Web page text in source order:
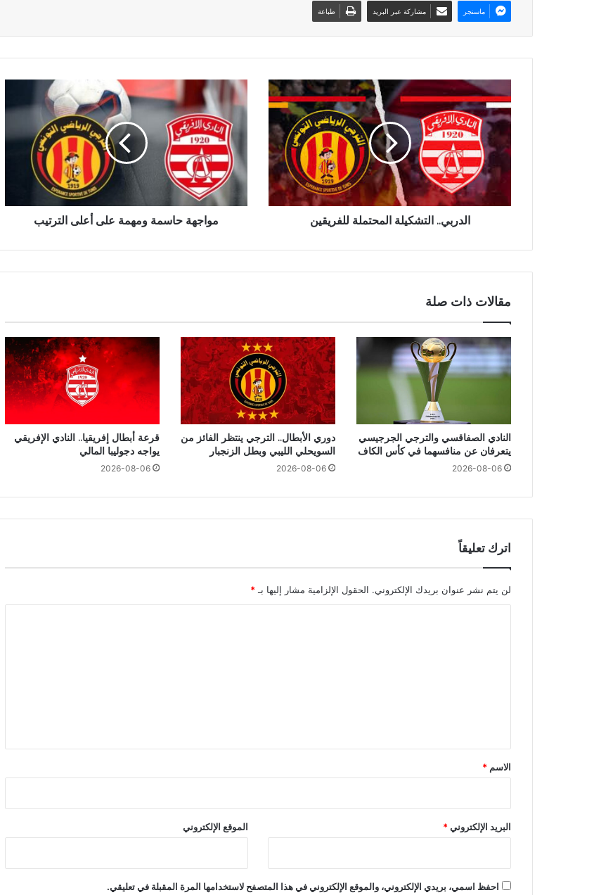
ماسنجر مشاركة عبر البريد طباعة
الدربي.. التشكيلة المحتملة للفريقين مواجهة حاسمة ومهمة على أعلى الترتيب
مقالات ذات صلة
النادي الصفاقسي والترجي الجرجيسي
يتعرفان عن منافسهما في كأس الكاف
2026-08-06
دوري الأبطال.. الترجي ينتظر الفائز من
السويحلي الليبي وبطل الزنجبار
2026-08-06
قرعة أبطال إفريقيا.. النادي الإفريقي
يواجه دجوليبا المالي
2026-08-06
اترك تعليقاً
لن يتم نشر عنوان بريدك الإلكتروني. الحقول الإلزامية مشار إليها بـ*
*
الاسم *
البريد الإلكتروني* الموقع الإلكتروني
احفظ اسمي، بريدي الإلكتروني، والموقع الإلكتروني في هذا المتصفح لاستخدامها المرة المقبلة في تعليقي.